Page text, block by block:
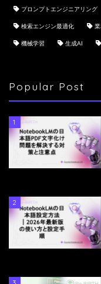
プロンプトエンジニアリング
検索エンジン最適化
機械学習 生成AI
Popular Post
1
2